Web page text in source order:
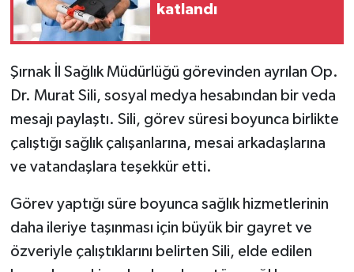
katlandı
Şırnak İl Sağlık Müdürlüğü görevinden ayrılan Op.
Dr. Murat Sili, sosyal medya hesabından bir veda
mesajı paylaştı. Sili, görev süresi boyunca birlikte
çalıştığı sağlık çalışanlarına, mesai arkadaşlarına
ve vatandaşlara teşekkür etti.
Görev yaptığı süre boyunca sağlık hizmetlerinin
daha ileriye taşınması için büyük bir gayret ve
özveriyle çalıştıklarını belirten Sili, elde edilen